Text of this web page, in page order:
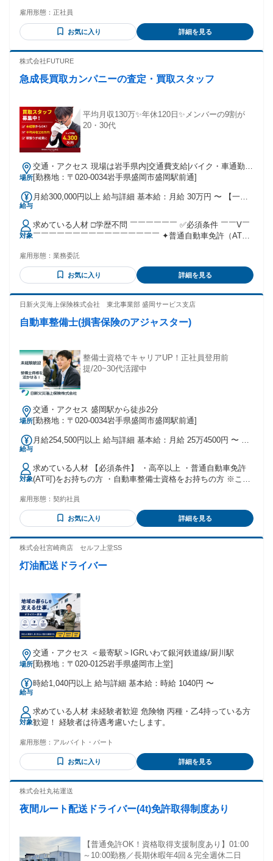
の経験がない方や浅い方の ご応募もお待ちしております！
雇用形態： 正社員
お気に入り 詳細を見る
株式会社FUTURE
急成長買取カンパニーの査定・買取スタッフ
平均月収130万✨年休120日✨メンバーの9割が
20・30代
場所
交通・アクセス 現場は岩手県内|交通費支給|バイク・車通勤
OK｜直行直帰OK
[勤務地：〒020-0034岩手県盛岡市盛岡駅前通]
給与
月給300,000円以上 給与詳細 基本給：月給 30万円 〜 【一律
なし 全員に一律で支払われるその他手当金額：なし ＜最低保
証あり！＞ 月額30万円以上（20日稼働の場合） ⭐歩合の割合
⭐ 400万未満の粗利益10% 400万以上の粗利益13%＝52万 500
万の粗利益で14%＝70万 600万の粗利益で15%＝90万 700万
の粗利益で18%＝162万 1000万の粗利益で20%＝200万 勤務
形態：業務委託
対象
求めている人材 □学歴不問 ￣￣￣￣￣￣ ✅必須条件 ￣￣V￣
￣￣￣￣￣￣￣￣￣￣￣￣￣￣￣￣ ✦普通自動車免許（AT限
征が可能な方 ✅歓迎条件 ￣￣V￣￣￣￣￣￣￣￣￣￣￣￣￣
￣￣￣￣ ✦営業経験をお持ちの方 ※個人・法人営業、不動産
営業など職種不問 ✦接客・販売のご経験がある方 ✦顧客折
ニケーションを取ること好きな方 ✦新たなことへの挑戦意欲
のブランクがある方 ✦第二新卒の方 ⭐こんな⽅にぴったり ￣
お品物を扱う、 責任感のある仕事に携わりたい方 ✦自ら目標
を設定し、 達成に向けて主体的に行動できる方 ✦営業・接
客・販売の経験を活かして、 さらにキャリアアップしたい方
⭐こんな方は特に歓迎します ￣￣V￣￣￣￣￣￣￣￣￣￣￣￣
げてきた方 ✦アパレル・飲食店の店長経験者や、 携帯販売の
エースなど、 売上目標に対してコミットし、 お客様との関係
める方 ✦会社に依存せず、自らの力でキャリアを 切り拓きた
ていた方 『本気で仕事に取り組み、 成果を出して稼ぎた
い！』 という意欲の高い方お待ちしています◎ もちろん、完
雇用形態： 業務委託
お気に入り 詳細を見る
日新火災海上保険株式会社 東北事業部 盛岡サービス支店
自動車整備士(損害保険のアジャスター)
整備士資格でキャリアUP！正社員登用前
提/20~30代活躍中
場所
交通・アクセス 盛岡駅から徒歩2分
[勤務地：〒020-0034岩手県盛岡市盛岡駅前通]
給与
月給254,500円以上 給与詳細 基本給：月給 25万4500円 〜 固
皆勤・家族手当金額：なし 全員に一律で支払われるその他手
当金額：なし 月給に加え、以下手当を別途支給 【手当】 ・
交通費規定支給 ・残業手当 ・育英手当（規定あり） ・住宅
対象
求めている人材 【必須条件】 ・高卒以上 ・普通自動車免許
(AT可)をお持ちの方 ・⾃動⾞整備⼠資格をお持ちの方 ※これ
【優遇条件】 ・アジャスターの経験や資格をお持ちの方 ・ア
ジャスター3級以上の方は正社員採用 ＼こんな方にピッタリで
す！／ ◎整備士の資格を活かしてキャリアチェンジしたい方
る仕事を探されている方 ◎メーカー系ディーラーでの勤務経
学院／大学／自動車整備専門学校を卒業された方歓迎 ■第二
は、保険の知識だけでなく車の構造など技術知識も大切にな
るため、 これまでの経験が必ずアドバンテージになります！
＼元整備士多数！／ 先輩たちの声を紹介！ ◆元国産ディーラ
ー・Hさん 「子供が幼稚園に入るタイミングで、 土日祝休み
験・面接の対応が丁寧だった 当社を選びました。」 ◆元オー
トバイの整備士・Tさん 「職場でアジャスターが損害調査を
仕事ですが、 アジャスターは頭脳プレー。 今後、歳を重ねて
た。」
雇用形態： 契約社員
お気に入り 詳細を見る
株式会社宮崎商店 セルフ上堂SS
灯油配送ドライバー
場所
交通・アクセス ＜最寄駅＞IGRいわて銀河鉄道線/厨川駅
[勤務地：〒020-0125岩手県盛岡市上堂]
給与
時給1,040円以上 給与詳細 基本給：時給 1040円 〜
対象
求めている人材 未経験者歓迎 危険物 丙種・乙4持っている方
歓迎！ 経験者は待遇考慮いたします。
雇用形態： アルバイト・パート
お気に入り 詳細を見る
株式会社丸祐運送
夜間ルート配送ドライバー(4t)免許取得制度あり
【普通免許OK！資格取得支援制度あり】01:00
～10:00勤務／長期休暇年4回＆完全週休二日